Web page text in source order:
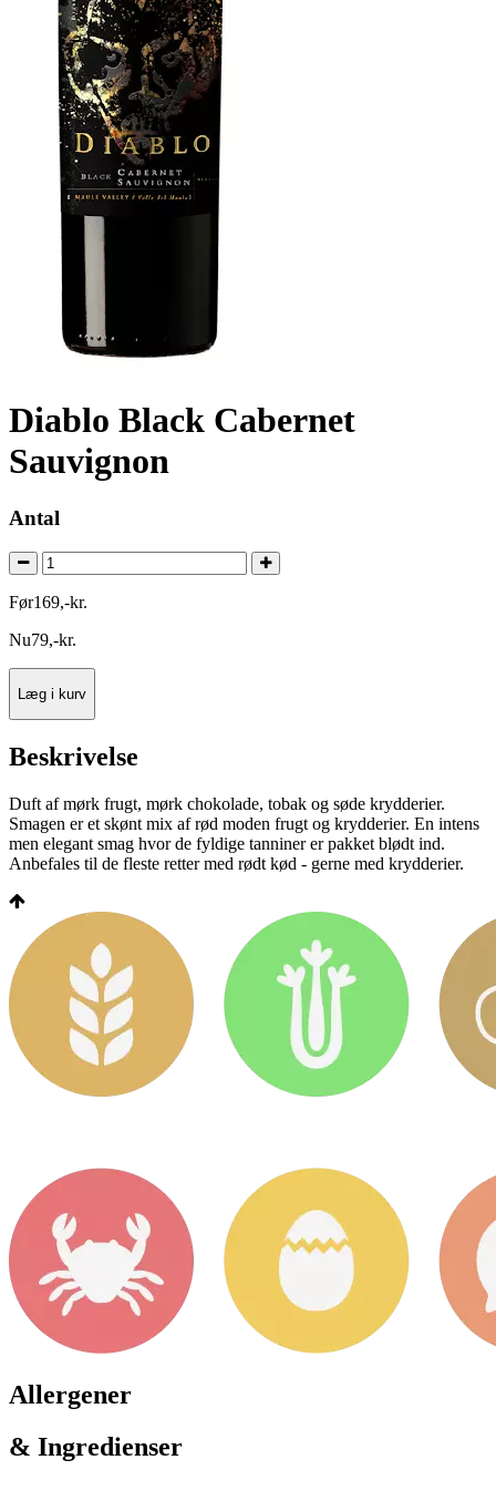
Diablo Black Cabernet
Sauvignon
Antal
Før169,-kr.
Nu79,-kr.
Læg i kurv
Beskrivelse
Duft af mørk frugt, mørk chokolade, tobak og søde krydderier.
Smagen er et skønt mix af rød moden frugt og krydderier. En intens
men elegant smag hvor de fyldige tanniner er pakket blødt ind.
Anbefales til de fleste retter med rødt kød - gerne med krydderier.
Allergener
& Ingredienser